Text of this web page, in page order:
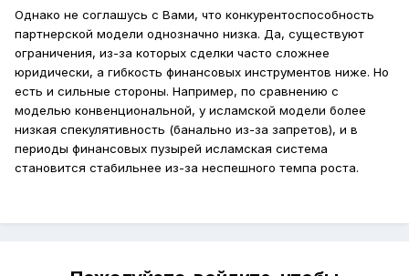
Однако не соглашусь с Вами, что конкурентоспособность
партнерской модели однозначно низка. Да, существуют
ограничения, из-за которых сделки часто сложнее
юридически, а гибкость финансовых инструментов ниже. Но
есть и сильные стороны. Например, по сравнению с
моделью конвенциональной, у исламской модели более
низкая спекулятивность (банально из-за запретов), и в
периоды финансовых пузырей исламская система
становится стабильнее из-за неспешного темпа роста.